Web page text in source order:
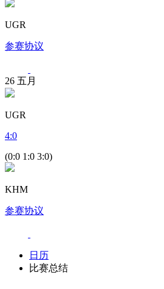
UGR
参赛协议
26 五月
UGR
4:0
(0:0 1:0 3:0)
KHM
参赛协议
日历
比赛总结